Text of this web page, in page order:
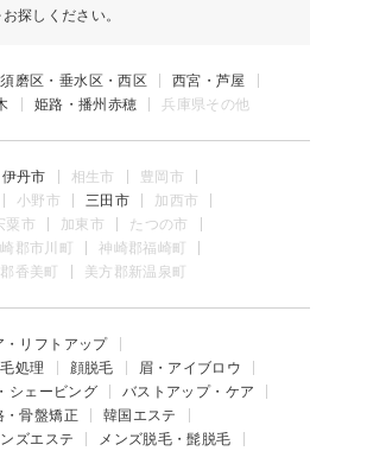
探しください。
須磨区・垂水区・西区
西宮・芦屋
姫路・播州赤穂 兵庫県その他
伊丹市 相生市
豊岡市
小野市 三田市
加西市
粟市 加東市
たつの市
郡市川町
神崎郡福崎町
香美町 美方郡新温泉町
・リフトアップ
処理 顔脱毛
眉・アイブロウ
シェービング
バストアップ・ケア
・骨盤矯正
韓国エステ
ンズエステ
メンズ脱毛・髭脱毛